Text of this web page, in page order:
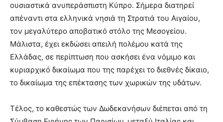
ουσιαστικά ανυπεράσπιστη Κύπρο. Σήμερα διατηρεί
απέναντι στα ελληνικά νησιά τη Στρατιά του Αιγαίου,
τον μεγαλύτερο αποβατικό στόλο της Μεσογείου.
Μάλιστα, έχει εκδώσει απειλή πολέμου κατά της
Ελλάδας, σε περίπτωση που ασκήσει ένα νόμιμο και
κυριαρχικό δικαίωμα που της παρέχει το διεθνές δίκαιο,
το δικαίωμα της επέκτασης των χωρικών της υδάτων.
Τέλος, το καθεστώς των Δωδεκανήσων διέπεται από τη